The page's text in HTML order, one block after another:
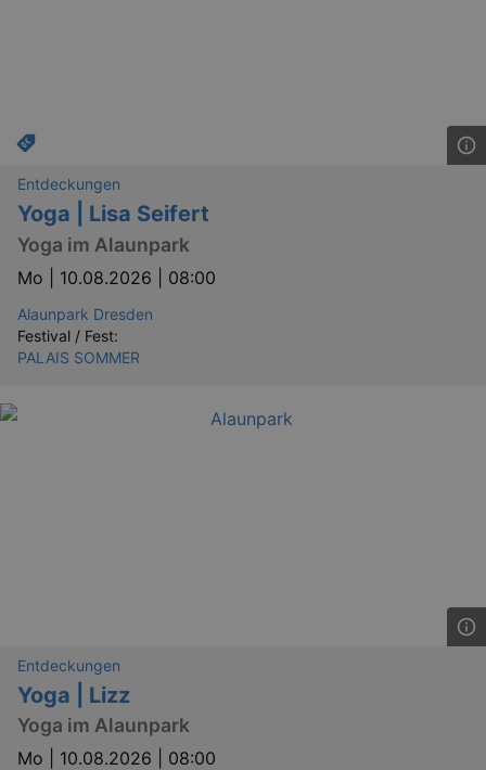
Entdeckungen
Yoga | Lisa Seifert
Yoga im Alaunpark
Mo | 10.08.2026 | 08:00
Alaunpark Dresden
Festival / Fest:
PALAIS SOMMER
Entdeckungen
Yoga | Lizz
Yoga im Alaunpark
Mo | 10.08.2026 | 08:00